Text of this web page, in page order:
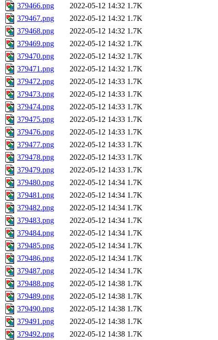
379466.png
2022-05-12 14:32 1.7K
379467.png
2022-05-12 14:32 1.7K
379468.png
2022-05-12 14:32 1.7K
379469.png
2022-05-12 14:32 1.7K
379470.png
2022-05-12 14:32 1.7K
379471.png
2022-05-12 14:32 1.7K
379472.png
2022-05-12 14:33 1.7K
379473.png
2022-05-12 14:33 1.7K
379474.png
2022-05-12 14:33 1.7K
379475.png
2022-05-12 14:33 1.7K
379476.png
2022-05-12 14:33 1.7K
379477.png
2022-05-12 14:33 1.7K
379478.png
2022-05-12 14:33 1.7K
379479.png
2022-05-12 14:33 1.7K
379480.png
2022-05-12 14:34 1.7K
379481.png
2022-05-12 14:34 1.7K
379482.png
2022-05-12 14:34 1.7K
379483.png
2022-05-12 14:34 1.7K
379484.png
2022-05-12 14:34 1.7K
379485.png
2022-05-12 14:34 1.7K
379486.png
2022-05-12 14:34 1.7K
379487.png
2022-05-12 14:34 1.7K
379488.png
2022-05-12 14:38 1.7K
379489.png
2022-05-12 14:38 1.7K
379490.png
2022-05-12 14:38 1.7K
379491.png
2022-05-12 14:38 1.7K
379492.png
2022-05-12 14:38 1.7K